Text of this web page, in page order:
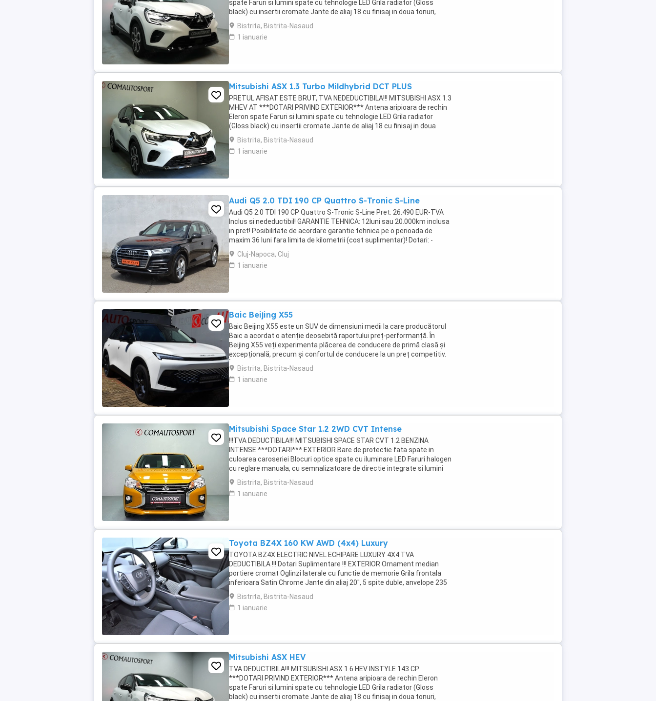
spate Faruri si lumini spate cu tehnologie LED Grila radiator (Gloss
black) cu insertii cromate Jante de aliaj 18 cu finisaj in doua tonuri,
negre Kit reparatii roti Lumini ...
Bistrita, Bistrita-Nasaud
1 ianuarie
Mitsubishi ASX 1.3 Turbo Mildhybrid DCT PLUS
PRETUL AFISAT ESTE BRUT, TVA NEDEDUCTIBILA!!! MITSUBISHI ASX 1.3
MHEV AT ***DOTARI PRIVIND EXTERIOR*** Antena aripioara de rechin
Eleron spate Faruri si lumini spate cu tehnologie LED Grila radiator
(Gloss black) cu insertii cromate Jante de aliaj 18 cu finisaj in doua
tonuri, negre Kit reparatii ...
Bistrita, Bistrita-Nasaud
1 ianuarie
Audi Q5 2.0 TDI 190 CP Quattro S-Tronic S-Line
Audi Q5 2.0 TDI 190 CP Quattro S-Tronic S-Line Pret: 26.490 EUR-TVA
Inclus si nedeductibil! GARANTIE TEHNICA: 12luni sau 20.000km inclusa
in pret! Posibilitate de acordare garantie tehnica pe o perioada de
maxim 36 luni fara limita de kilometrii (cost suplimentar)! Dotari: -
Motorizare 2.0 TDI ...
Cluj-Napoca, Cluj
1 ianuarie
Baic Beijing X55
Baic Beijing X55 este un SUV de dimensiuni medii la care producătorul
Baic a acordat o atenție deosebită raportului preț-performanță. În
Beijing X55 veți experimenta plăcerea de conducere de primă clasă și
excepțională, precum și confortul de conducere la un preț competitiv.
În calitate de partener oficial ...
Bistrita, Bistrita-Nasaud
1 ianuarie
Mitsubishi Space Star 1.2 2WD CVT Intense
!!!TVA DEDUCTIBILA!!! MITSUBISHI SPACE STAR CVT 1.2 BENZINA
INTENSE ***DOTARI*** EXTERIOR Bare de protectie fata spate in
culoarea caroseriei Blocuri optice spate cu iluminare LED Faruri halogen
cu reglare manuala, cu semnalizatoare de directie integrate si lumini
de pozitie Grila radiator ...
Bistrita, Bistrita-Nasaud
1 ianuarie
Toyota BZ4X 160 KW AWD (4x4) Luxury
TOYOTA BZ4X ELECTRIC NIVEL ECHIPARE LUXURY 4X4 TVA
DEDUCTIBILA !!! Dotari Suplimentare !!! EXTERIOR Ornament median
portiere cromat Oglinzi laterale cu functie de memorie Grila frontala
inferioara Satin Chrome Jante din aliaj 20'', 5 spite duble, anvelope 235
50 R20 Oglinzi laterale reglabile electric ...
Bistrita, Bistrita-Nasaud
1 ianuarie
Mitsubishi ASX HEV
TVA DEDUCTIBILA!!! MITSUBISHI ASX 1.6 HEV INSTYLE 143 CP
***DOTARI PRIVIND EXTERIOR*** Antena aripioara de rechin Eleron
spate Faruri si lumini spate cu tehnologie LED Grila radiator (Gloss
black) cu insertii cromate Jante de aliaj 18 cu finisaj in doua tonuri,